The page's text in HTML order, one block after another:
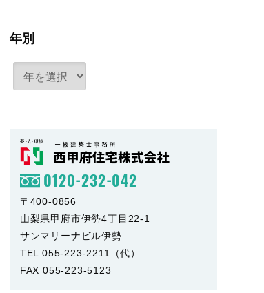
年別
0120-232-042
〒400-0856
山梨県甲府市伊勢4丁目22-1
サンマリーナビル伊勢
TEL 055-223-2211（代）
FAX 055-223-5123